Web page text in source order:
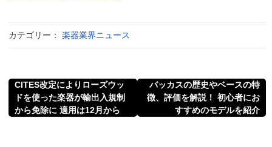
カテゴリー：楽器業界ニュース
CITES改定によりローズウッ
ドを使った楽器が輸出入規制
から免除に 適用は12月から
バッカスの歴史やベースの特
徴、評価を解説！ 初心者にお
すすめのモデルを紹介